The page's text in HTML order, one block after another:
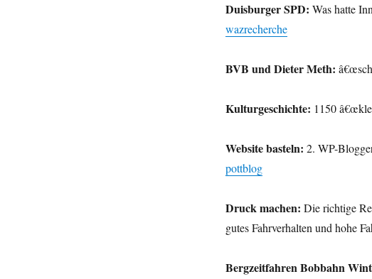
Duisburger SPD: Was hatte
wazrecherche
BVB und Dieter Meth:
Kulturgeschichte: 1150
Website basteln: 2. WP-
pottblog
Druck machen: Die richtige
gutes Fahrverhalten und hohe
Bergzeitfahren Bobbahn